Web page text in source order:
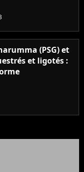
(PSG) et
et ligotés :